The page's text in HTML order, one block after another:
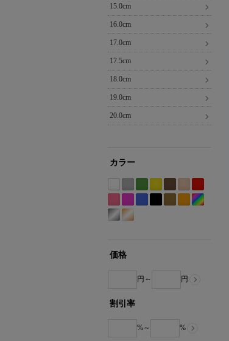
15.0cm
16.0cm
17.0cm
17.5cm
18.0cm
19.0cm
20.0cm
カラー
ホ
ワ
イ
グ
レ
ー
グ
リ
イ
エ
ブ
ラ
ベ
ー
レ
ッ
ピ
ン
パ
ー
系
ー
ド
価格
円～ 円
割引率
%～ %